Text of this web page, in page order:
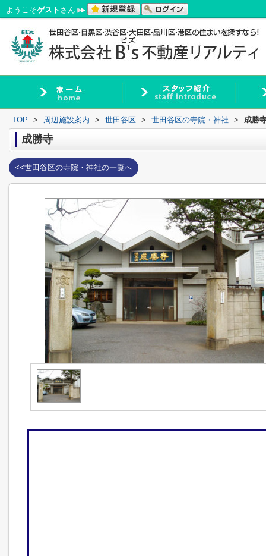
ようこそゲスト さん
TOP > 周辺施設案内 > 世田谷区 > 世田谷区の寺院・神社 > 成勝
成勝寺
<<世田谷区の寺院・神社の一覧へ